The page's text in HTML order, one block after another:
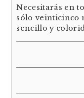
Necesitarás en
sólo veinticinco
sencillo y